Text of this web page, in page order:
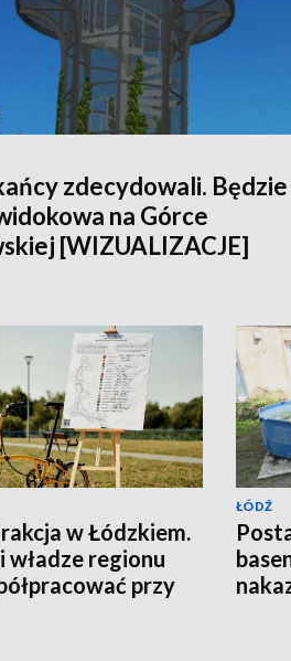
zdecydowali. Będzie
na Górce
[WIZUALIZACJE]
w Łódzkiem.
władze regionu
przy
ŁÓDŹ